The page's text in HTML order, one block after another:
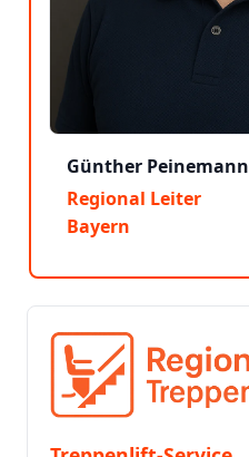
Günther Peinemann
Regional Leiter
Bayern